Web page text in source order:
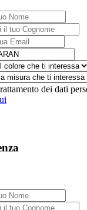
dei dati